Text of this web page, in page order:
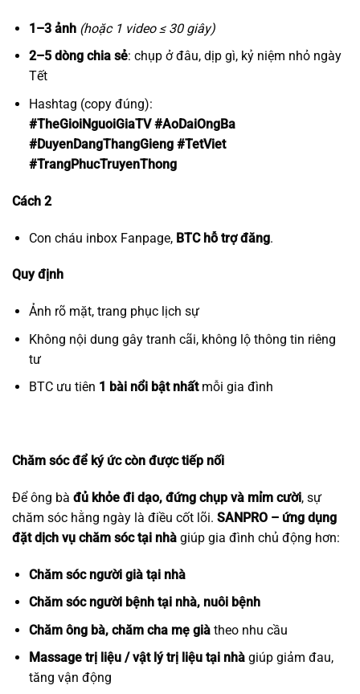
1–3 ảnh (hoặc 1 video ≤ 30 giây)
2–5 dòng chia sẻ: chụp ở đâu, dịp gì, kỷ niệm nhỏ ngày
Tết
Hashtag (copy đúng):
#TheGioiNguoiGiaTV #AoDaiOngBa
#DuyenDangThangGieng #TetViet
#TrangPhucTruyenThong
Cách 2
Con cháu inbox Fanpage, BTC hỗ trợ đăng.
Quy định
Ảnh rõ mặt, trang phục lịch sự
Không nội dung gây tranh cãi, không lộ thông tin riêng
tư
BTC ưu tiên 1 bài nổi bật nhấtmỗi gia đình
Chăm sóc để ký ức còn được tiếp nối
Để ông bà đủ khỏe đi dạo, đứng chụp và mỉm cười, sự
chăm sóc hằng ngày là điều cốt lõi. SANPRO – ứng dụng
đặt dịch vụ chăm sóc tại nhà giúp gia đình chủ động hơn:
Chăm sóc người già tại nhà
Chăm sóc người bệnh tại nhà, nuôi bệnh
Chăm ông bà, chăm cha mẹ giàtheo nhu cầu
Massage trị liệu / vật lý trị liệu tại nhàgiúp giảm đau,
tăng vận động